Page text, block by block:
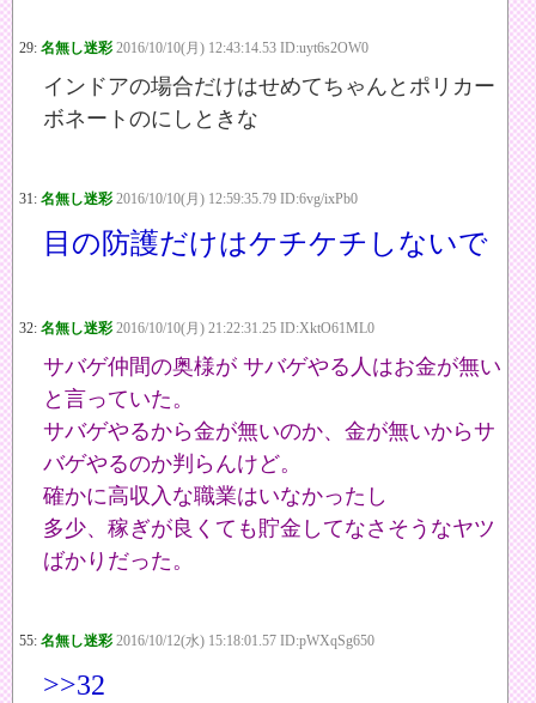
29: 名無し迷彩 2016/10/10(月) 12:43:14.53 ID:uyt6s2OW0
インドアの場合だけはせめてちゃんとポリカー
ボネートのにしときな
31: 名無し迷彩 2016/10/10(月) 12:59:35.79 ID:6vg/ixPb0
目の防護だけはケチケチしないで
32: 名無し迷彩 2016/10/10(月) 21:22:31.25 ID:XktO61ML0
サバゲ仲間の奥様が サバゲやる人はお金が無い
と言っていた。
サバゲやるから金が無いのか、金が無いからサ
バゲやるのか判らんけど。
確かに高収入な職業はいなかったし
多少、稼ぎが良くても貯金してなさそうなヤツ
ばかりだった。
55: 名無し迷彩 2016/10/12(水) 15:18:01.57 ID:pWXqSg650
>>32